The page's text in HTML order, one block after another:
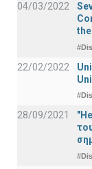
04/03/2022
22/02/2022
28/09/2021